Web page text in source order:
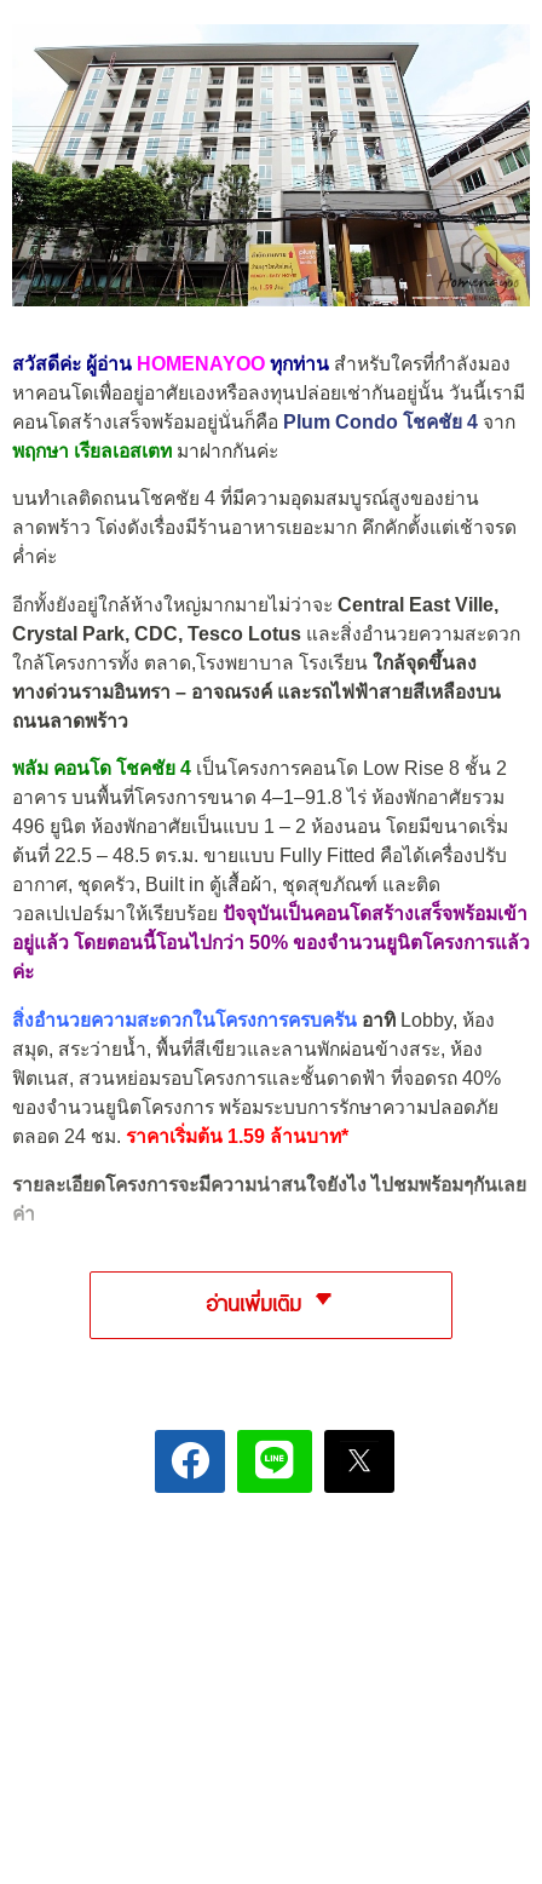
สวัสดีค่ะ ผู้อ่าน HOMENAYOO ทุกท่าน สำหรับใครที่กำลังมอง
หาคอนโดเพื่ออยู่อาศัยเองหรือลงทุนปล่อยเช่ากันอยู่นั้น วันนี้เรามี
คอนโดสร้างเสร็จพร้อมอยู่นั่นก็คือ Plum Condo โชคชัย 4 จาก
พฤกษา เรียลเอสเตท มาฝากกันค่ะ
บนทำเลติดถนนโชคชัย 4 ที่มีความอุดมสมบูรณ์สูงของย่าน
ลาดพร้าว โด่งดังเรื่องมีร้านอาหารเยอะมาก คึกคักตั้งแต่เช้าจรด
ค่ำค่ะ
อีกทั้งยังอยู่ใกล้ห้างใหญ่มากมายไม่ว่าจะ Central East Ville,
Crystal Park, CDC, Tesco Lotus และสิ่งอำนวยความสะดวก
ใกล้โครงการทั้ง ตลาด,โรงพยาบาล โรงเรียน ใกล้จุดขึ้นลง
ทางด่วนรามอินทรา – อาจณรงค์ และรถไฟฟ้าสายสีเหลืองบน
ถนนลาดพร้าว
พลัม คอนโด โชคชัย 4 เป็นโครงการคอนโด Low Rise 8 ชั้น 2
อาคาร บนพื้นที่โครงการขนาด 4–1–91.8 ไร่ ห้องพักอาศัยรวม
496 ยูนิต ห้องพักอาศัยเป็นแบบ 1 – 2 ห้องนอน โดยมีขนาดเริ่ม
ต้นที่ 22.5 – 48.5 ตร.ม. ขายแบบ Fully Fitted คือได้เครื่องปรับ
อากาศ, ชุดครัว, Built in ตู้เสื้อผ้า, ชุดสุขภัณฑ์ และติด
วอลเปเปอร์มาให้เรียบร้อย ปัจจุบันเป็นคอนโดสร้างเสร็จพร้อมเข้า
อยู่แล้ว โดยตอนนี้โอนไปกว่า 50% ของจำนวนยูนิตโครงการแล้ว
ค่ะ
สิ่งอำนวยความสะดวกในโครงการครบครัน อาทิ Lobby, ห้อง
สมุด, สระว่ายน้ำ, พื้นที่สีเขียวและลานพักผ่อนข้างสระ, ห้อง
ฟิตเนส, สวนหย่อมรอบโครงการและชั้นดาดฟ้า ที่จอดรถ 40%
ของจำนวนยูนิตโครงการ พร้อมระบบการรักษาความปลอดภัย
ตลอด 24 ชม. ราคาเริ่มต้น 1.59 ล้านบาท*
รายละเอียดโครงการจะมีความน่าสนใจยังไง ไปชมพร้อมๆกันเลย
ค่า
อ่านเพิ่มเติม